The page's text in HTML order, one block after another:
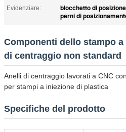
Evidenziare:
blocchetto di posizione
perni di
Componenti dello stampo
di centraggio non standard
Anelli di centraggio lavorati a CNC
per stampi a iniezione di plastica
Specifiche del prodotto